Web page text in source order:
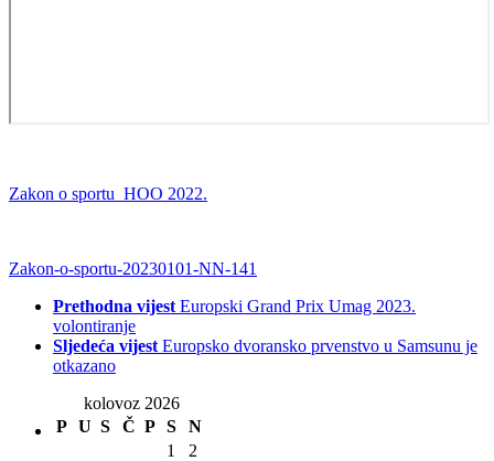
Zakon o sportu HOO 2022.
Zakon-o-sportu-20230101-NN-141
Prethodna vijest Europski Grand Prix Umag 2023.
volontiranje
Sljedeća vijest Europsko dvoransko prvenstvo u Samsunu je
otkazano
kolovoz 2026
P U S Č P S
N
1
2